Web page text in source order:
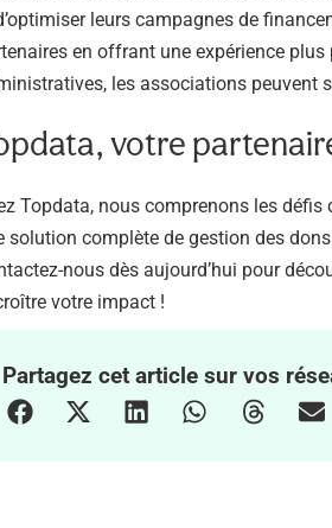
leurs campagnes de
en offrant une expérience
les associations peuvent
votre
Topdata, nous comprenons les
solution complète de gestion des
nous dès aujourd’hui pour
votre impact !
Partagez cet article sur vos